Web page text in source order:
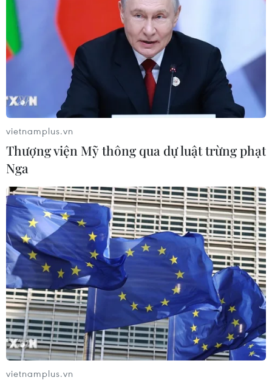
#Sơn La #gian lận điểm thi tại Sơn La
#kháng cáo
#bản án sơ thẩm
Sơn La
TIN LIÊN QUAN
vietnamplus.vn
Thượng viện Mỹ thông qua dự luật trừng phạt
Nga
vietnamplus.vn